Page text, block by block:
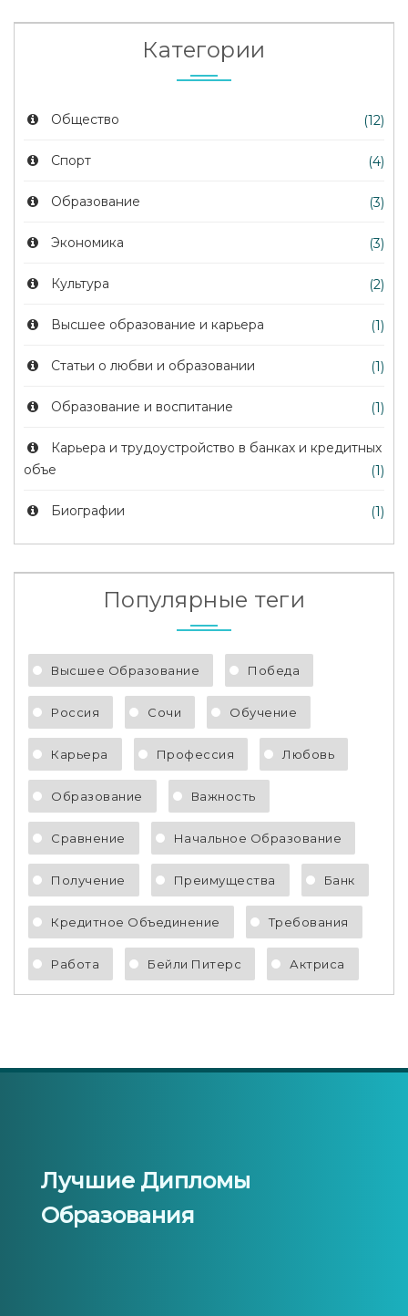
Категории
Общество (12)
Спорт (4)
Образование (3)
Экономика (3)
Культура (2)
Высшее образование и карьера (1)
Статьи о любви и образовании (1)
Образование и воспитание (1)
Карьера и трудоустройство в банках и кредитных
объе
(1)
Биографии (1)
Популярные теги
Высшее Образование Победа
Россия Сочи Обучение
Карьера Профессия Любовь
Образование Важность
Сравнение Начальное Образование
Получение Преимущества Банк
Кредитное Объединение Требования
Работа Бейли Питерс Актриса
Лучшие Дипломы
Образования